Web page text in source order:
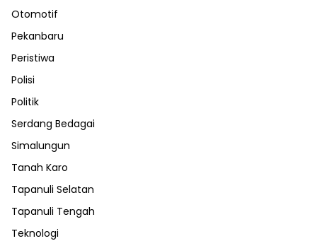
Otomotif
Pekanbaru
Peristiwa
Polisi
Politik
Serdang Bedagai
Simalungun
Tanah Karo
Tapanuli Selatan
Tapanuli Tengah
Teknologi